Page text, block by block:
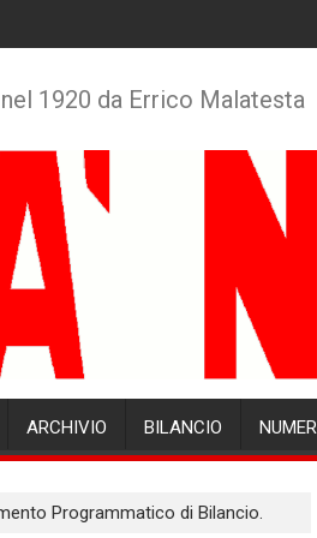
1920 da Errico Malatesta
ARCHIVIO BILANCIO
Programmatico di Bilancio.